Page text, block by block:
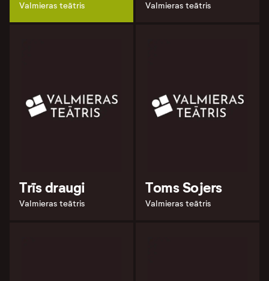
Valmieras teātris Valmieras teātris
Trīs draugi
Valmieras teātris
Toms Sojers
Valmieras teātris